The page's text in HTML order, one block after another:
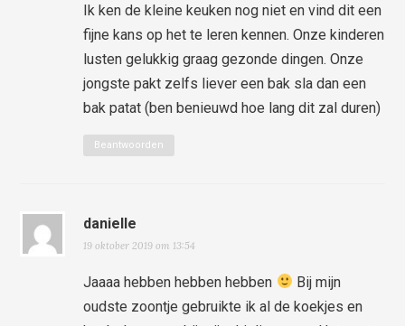
Ik ken de kleine keuken nog niet en vind dit een
fijne kans op het te leren kennen. Onze kinderen
lusten gelukkig graag gezonde dingen. Onze
jongste pakt zelfs liever een bak sla dan een
bak patat (ben benieuwd hoe lang dit zal duren)
Beantwoorden
danielle
19 oktober 2019 om 13:54
Jaaaa hebben hebben hebben
Bij mijn
oudste zoontje gebruikte ik al de koekjes en